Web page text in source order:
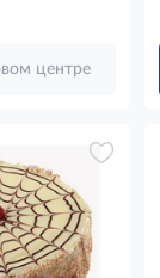
центре